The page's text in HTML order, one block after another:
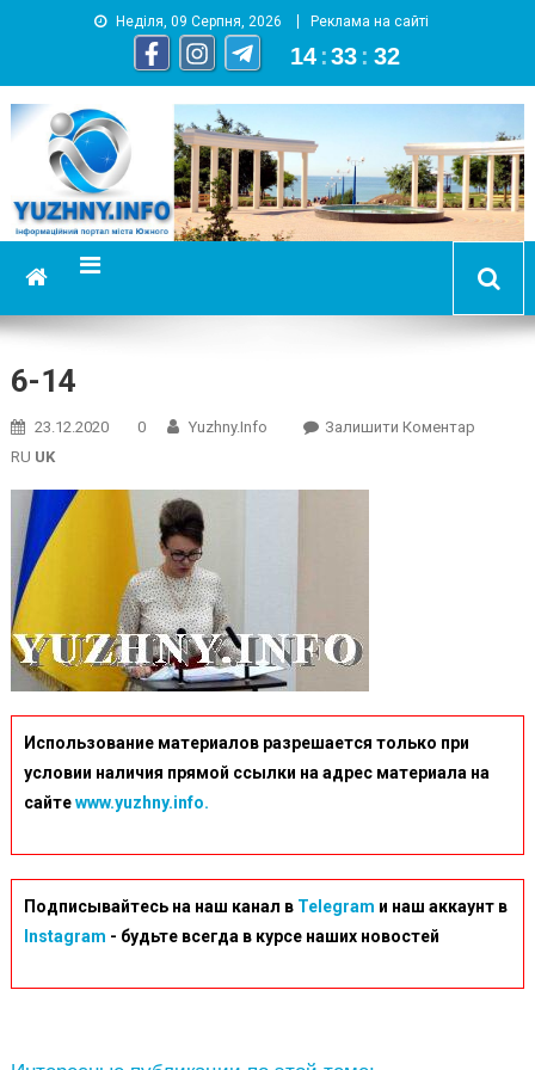
Неділя, 09 Серпня, 2026 Реклама на сайті
14 :33 : 32
YUZHNY.INFO
информационный портал города Южный
6-14
23.12.2020 0 Yuzhny.info Залишити КоментарOn
RU UK
Использование материалов разрешается только при
условии наличия прямой ссылки на адрес материала на
сайтеwww.yuzhny.info.
Подписывайтесь на наш канал в Telegram и наш аккаунт в
Instagram - будьте всегда в курсе наших новостей